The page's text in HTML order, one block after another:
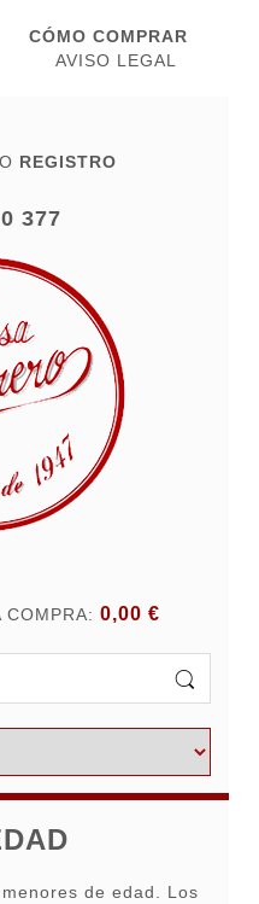
CÓMO COMPRAR
AVISO LEGAL
O REGISTRO
377
COMPRA: 0,00 €
de edad. Los